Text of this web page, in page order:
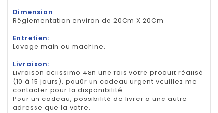
Dimension:
Réglementation environ de 20Cm X 20Cm
Entretien:
Lavage main ou machine.
Livraison:
Livraison colissimo 48h une fois votre produit réalisé
(10 à 15 jours), pou0r un cadeau urgent veuillez me
contacter pour la disponibilité.
Pour un cadeau, possibilité de livrer a une autre
adresse que la votre.